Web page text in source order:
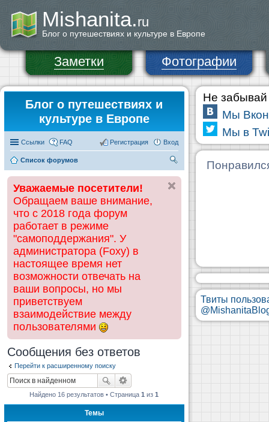
Mishanita.ru
Блог о путешествиях и культуре в Европе
Заметки Фотографии
Блог о путешествиях и
культуре в Европе
Ссылки FAQ Вход
Регистрация
Список форумов
ск
Уважаемые посетители!
Обращаем ваше внимание,
что с 2018 года форум
работает в режиме
"самоподдержания". У
администратора (Foxy) в
настоящее время нет
возможности отвечать на
ваши вопросы, но мы
приветствуем
взаимодействие между
пользователями
Сообщения без ответов
Перейти к расширенному поиску
Найдено 16 результатов • Страница1 из1
Темы
Не забывай
Мы
Мы в
Твиты